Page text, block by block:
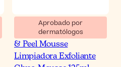
Aprobado por
dermatólogos
RVB LAB Meso Fill Clean
& Peel Mousse
Limpiadora Exfoliante